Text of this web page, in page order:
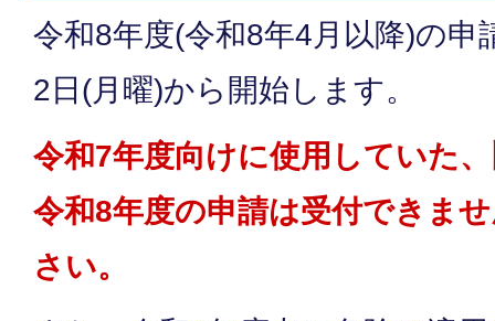
令和8年度(令和8年4月以降)の申
2日(月曜)から開始します。
令和7年度向けに使用していた
令和8年度の申請は受付できま
さい。